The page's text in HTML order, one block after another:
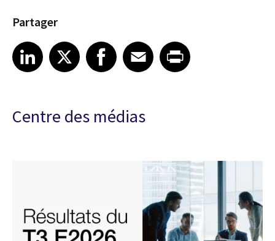
Partager
Share article on LinkedIn
LinkedIn
Share article on XShare article on Facebook
Facebook
Share article on Email
EmailShare article on Print
Centre des médias